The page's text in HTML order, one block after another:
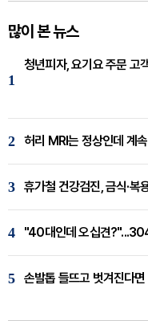
많이 본 뉴스
1
청년피자, 요기요 주문 고
2 허리 MRI는 정상인데 계
3 휴가철 건강검진, 금식·
4 "40대인데 오십견
5 손발톱 들뜨고 벗겨진다